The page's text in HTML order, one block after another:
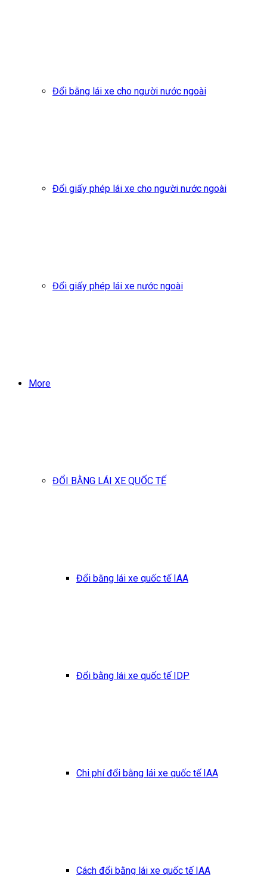
Đổi bằng lái xe cho người nước ngoài
Đổi giấy phép lái xe cho người nước ngoài
Đổi giấy phép lái xe nước ngoài
More
ĐỔI BẰNG LÁI XE QUỐC TẾ
Đổi bằng lái xe quốc tế IAA
Đổi bằng lái xe quốc tế IDP
Chi phí đổi bằng lái xe quốc tế IAA
Cách đổi bằng lái xe quốc tế IAA